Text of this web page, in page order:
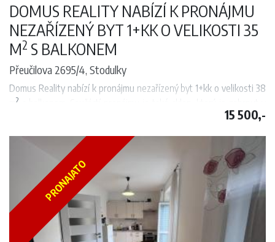
DOMUS REALITY NABÍZÍ K PRONÁJMU
NEZAŘÍZENÝ BYT 1+KK O VELIKOSTI 35
M2 S BALKONEM
Přeučilova 2695/4, Stodulky
Domus Reality nabízí k pronájmu nezařízený byt 1+kk o velikosti 38
2
Dispozice bytu zahrnuje vstupní chodbu, koupelnu se sprchovým
koutem a toaletou a obývací pokoj s kuchyňským koutem a vstupem
na balkon. Kuchyňská linka je vybavena lednicí s mrazákem.
Lokalita nabízí výbornou dopravní dostupnost do centra města. V
blízkosti domu se nachází autobusová zastávka a stanice metra
15 500,-
PRONAJATO